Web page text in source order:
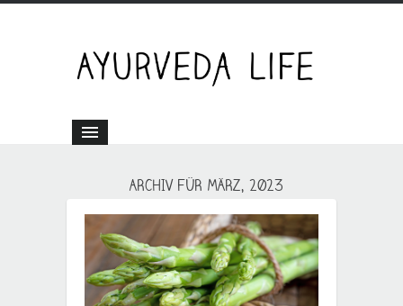
ARCHIV FÜR MÄRZ, 2023